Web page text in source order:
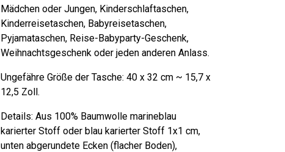
Mädchen oder Jungen, Kinderschlaftaschen,
Kinderreisetaschen, Babyreisetaschen,
Pyjamataschen, Reise-Babyparty-Geschenk,
Weihnachtsgeschenk oder jeden anderen Anlass.
Ungefähre Größe der Tasche: 40 x 32 cm ~ 15,7 x
12,5 Zoll.
Details: Aus 100% Baumwolle marineblau
karierter Stoff oder blau karierter Stoff 1x1 cm,
unten abgerundete Ecken (flacher Boden),